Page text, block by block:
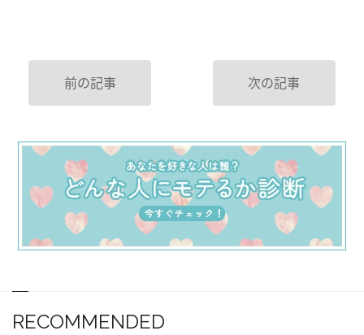
前の記事 次の記事
RECOMMENDED